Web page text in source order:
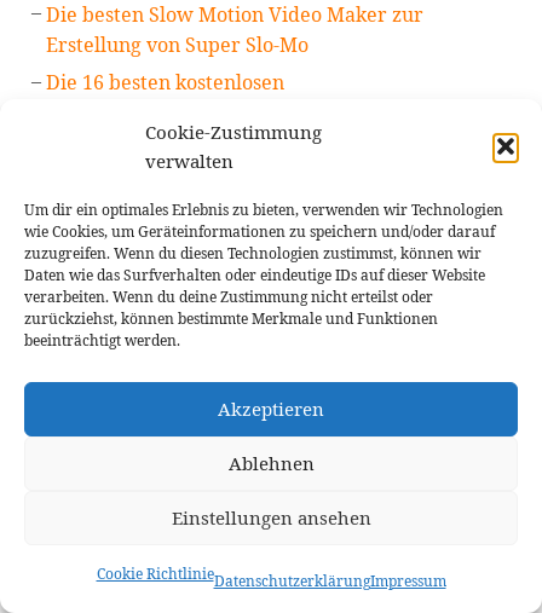
Cookie-Zustimmung
verwalten
Um dir ein optimales Erlebnis zu bieten, verwenden wir Technologien
wie Cookies, um Geräteinformationen zu speichern und/oder darauf
zuzugreifen. Wenn du diesen Technologien zustimmst, können wir
Daten wie das Surfverhalten oder eindeutige IDs auf dieser Website
verarbeiten. Wenn du deine Zustimmung nicht erteilst oder
zurückziehst, können bestimmte Merkmale und Funktionen
beeinträchtigt werden.
Akzeptieren
Ablehnen
Einstellungen ansehen
Cookie RichtlinieDatenschutzerklärungImpressum
Die besten Slow Motion Video Maker zur
Erstellung von Super Slo-Mo
Die 16 besten kostenlosen
Überprüfung
Anleitung zum Ändern Ihrer Stimme in Audio-
und Vide
Die 10 besten Apps, um Text zu Videos im Jahr
2024 hinzuzufügen: Eine umfassende Auswahl an
Video- und Text-
Die 7 besten Apps zur Entschärfung von Bildern:
Unschärfe war gestern!
Augenbrauen anprobieren Bearbeitung von Bildern
Bildbearbeitung Bild drehen